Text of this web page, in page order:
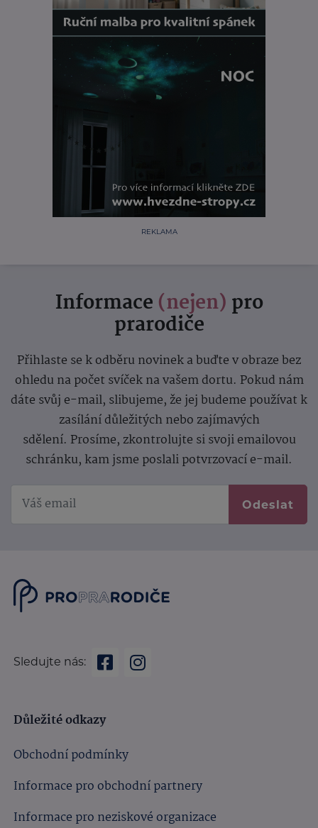
REKLAMA
Informace (nejen) pro
prarodiče
Přihlaste se k odběru novinek a buďte v obraze bez
ohledu na počet svíček na vašem dortu. Pokud nám
dáte svůj e-mail, slibujeme, že jej budeme používat k
zasílání důležitých nebo zajímavých
sdělení. Prosíme, zkontrolujte si svoji emailovou
schránku, kam jsme poslali potvrzovací e-mail.
Odeslat
Sledujte nás:
Důležité odkazy
Obchodní podmínky
Informace pro obchodní partnery
Informace pro neziskové organizace